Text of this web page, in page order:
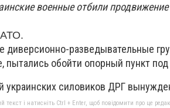
военные отбили
диверсионно-разведывательные
пытались обойти опорный пункт под
украинских силовиков ДРГ
текст і натисніть Ctrl + Enter, щоб повідомити про це